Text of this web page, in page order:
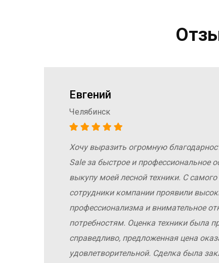
Евгений
Челябинск
Хочу выразить огромную
Sale за быстрое и профессиональное
выкупу моей лесной техники. С
сотрудники компании проявили
профессионализма и внимательное
потребностям. Оценка техники была
справедливо, предложенная цена
удовлетворительной. Сделка была